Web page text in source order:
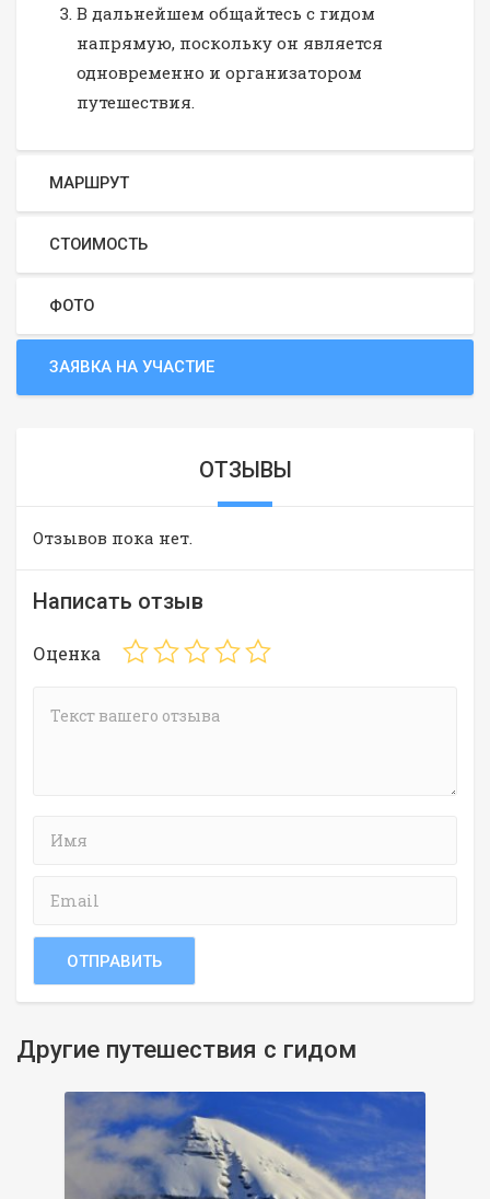
В дальнейшем общайтесь с гидом
напрямую, поскольку он является
одновременно и организатором
путешествия.
МАРШРУТ
СТОИМОСТЬ
ФОТО
ЗАЯВКА НА УЧАСТИЕ
ОТЗЫВЫ
Отзывов пока нет.
Написать отзыв
Оценка
Другие путешествия с гидом